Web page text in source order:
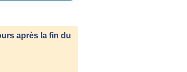
après la fin du